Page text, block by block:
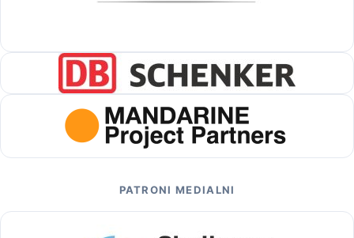
PATRONI MEDIALNI